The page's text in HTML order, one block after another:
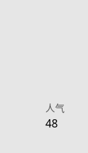
人气
48